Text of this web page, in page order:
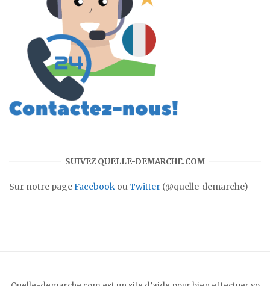
SUIVEZ QUELLE-DEMARCHE.COM
Sur notre pageFacebook ouTwitter (@quelle_demarche)